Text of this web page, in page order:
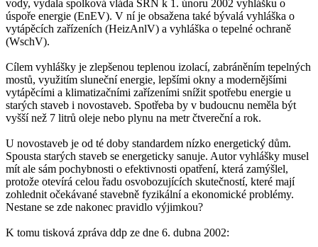
vody, vydala spolková vláda SRN k 1. únoru 2002 vyhlášku o
úspoře energie (EnEV). V ní je obsažena také bývalá vyhláška o
vytápěcích zařízeních (HeizAnlV) a vyhláška o tepelné ochraně
(WschV).
Cílem vyhlášky je zlepšenou teplenou izolací, zabráněním tepelných
mostů, využitím sluneční energie, lepšími okny a modernějšími
vytápěcími a klimatizačními zařízeními snížit spotřebu energie u
starých staveb i novostaveb. Spotřeba by v budoucnu neměla být
vyšší než 7 litrů oleje nebo plynu na metr čtvereční a rok.
U novostaveb je od té doby standardem nízko energetický dům.
Spousta starých staveb se energeticky sanuje. Autor vyhlášky musel
mít ale sám pochybnosti o efektivnosti opatření, která zamýšlel,
protože otevírá celou řadu osvobozujících skutečností, které mají
zohlednit očekávané stavebně fyzikální a ekonomické problémy.
Nestane se zde nakonec pravidlo výjimkou?
K tomu tisková zpráva ddp ze dne 6. dubna 2002: